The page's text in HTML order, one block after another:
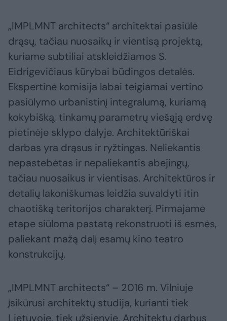
„IMPLMNT architects“ architektai pasiūlė
drąsų, tačiau nuosaikų ir vientisą projektą,
kuriame subtiliai atskleidžiamos S.
Eidrigevičiaus kūrybai būdingos detalės.
Ekspertinė komisija labai teigiamai vertino
pasiūlymo urbanistinį integralumą, kuriamą
kokybišką, tinkamų parametrų viešąją erdvę
pietinėje sklypo dalyje. Architektūriškai
darbas yra drąsus ir ryžtingas. Neliekantis
nepastebėtas ir nepaliekantis abejingų,
tačiau nuosaikus ir vientisas. Architektūros ir
detalių lakoniškumas leidžia suvaldyti itin
chaotišką teritorijos charakterį. Pirmajame
etape siūloma pastatą rekonstruoti iš esmės,
paliekant mažą dalį esamų kino teatro
konstrukcijų.
„IMPLMNT architects“ – 2016 m. Vilniuje
įsikūrusi architektų studija, kurianti tiek
Lietuvoje, tiek užsienyje. Architektų darbus